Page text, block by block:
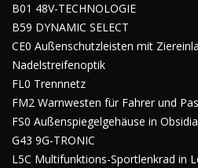
B01 48V-TECHNOLOGIE
B59 DYNAMIC SELECT
CE0 Außenschutzleisten mit
Nadelstreifenoptik
FL0 Trennnetz
FM2 Warnwesten für Fahrer und
FS0 Außenspiegelgehäuse in
G43 9G-TRONIC
L5C Multifunktions-Sportlenkrad in